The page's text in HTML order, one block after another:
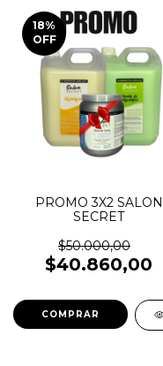
18%
OFF
PROMO 3X2 SALON
SECRET
$50.000,00
$40.860,00